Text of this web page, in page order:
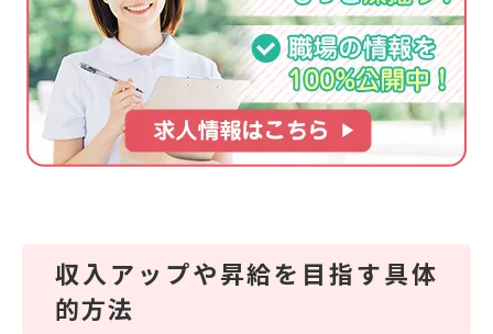
収入アップや昇給を目指す具体
的方法